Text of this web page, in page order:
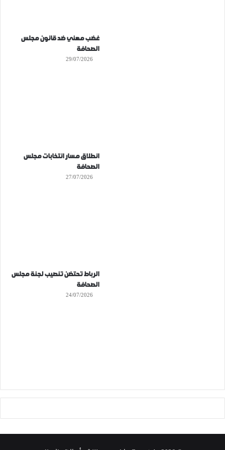
غضب مهني ضد قانون مجلس
الصحافة
29/07/2026
انطلاق مسار انتخابات مجلس
الصحافة
27/07/2026
الرباط تحتضن تنصيب لجنة مجلس
الصحافة
24/07/2026